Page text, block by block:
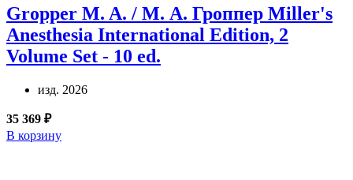
Gropper M. A. / М. А. Гроппер Miller's
Anesthesia International Edition, 2
Volume Set - 10 ed.
изд. 2026
35 369 ₽
В корзину